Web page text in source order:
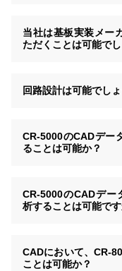
当社は基板実装メー
ただくことは可能で
回路設計は可能でし
CR-5000のCADデー
ることは可能か？
CR-5000のCADデー
析することは可能です
CADにおいて、CR-
ことは可能か？